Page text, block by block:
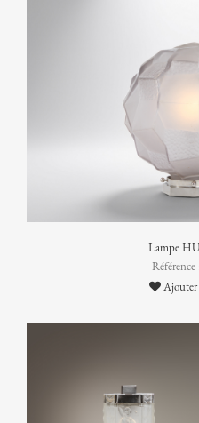
Lampe
Référence
Ajouter